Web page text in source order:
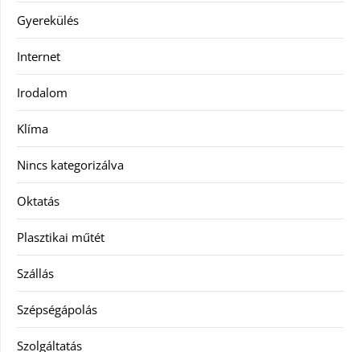
Gyerekülés
Internet
Irodalom
Klíma
Nincs kategorizálva
Oktatás
Plasztikai műtét
Szállás
Szépségápolás
Szolgáltatás